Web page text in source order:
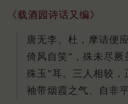
《载酒园诗话又编》
唐无李、杜，摩诘便
倚风自笑”，殊未尽厥
殊玉”耳。三人相较
袖带烟霞之气、自非